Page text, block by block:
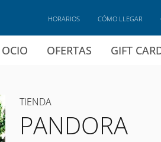
OCIO OFERTAS GIFT
HORARIOS CÓMO LLEGAR
TIENDA
PANDORA